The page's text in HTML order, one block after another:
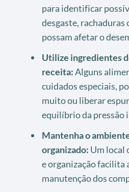
para identificar
desgaste, rachaduras
possam afetar o
Utilize ingredientes
receita:Alguns
cuidados especiais,
muito ou liberar
equilíbrio da pressão
Mantenha o
organizado: Um local
e organização facilita
manutenção dos